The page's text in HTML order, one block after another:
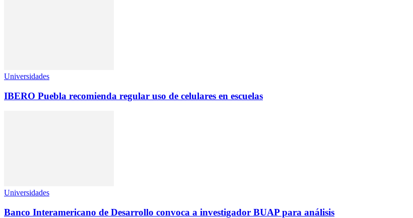
Universidades
IBERO Puebla recomienda regular uso de celulares en escuelas
Universidades
Banco Interamericano de Desarrollo convoca a investigador BUAP para análisis